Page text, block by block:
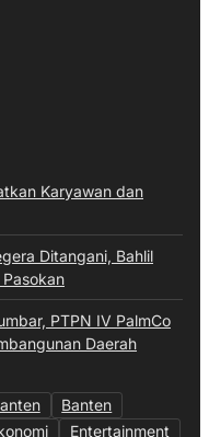
Karyawan dan
Ditangani, Bahlil
PTPN IV PalmCo
Daerah
Banten
Entertainment